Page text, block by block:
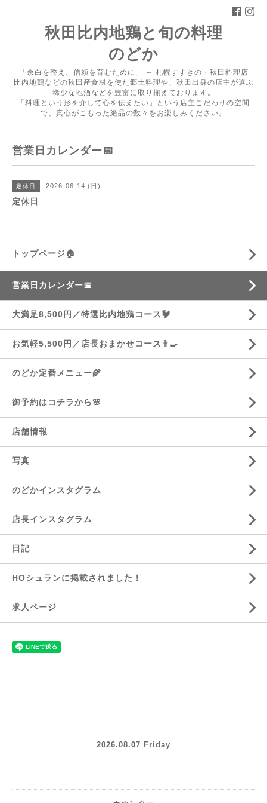
秋田比内地鶏と旬の料理
のどか
「余白を整え、信頼を育むために」 ～ 札幌すすきの・秋田料理店
比内地鶏などの秋田産食材を使た郷土料理や、秋田出身の店主が選ぶ
稀少な地酒などを豊富に取り揃えております。
「料理という形を介して心を伝えたい」という店主こだわりの空間
で、真心がこもった絶品の数々をお楽しみください。
営業日カレンダー📅
定休日 2026-06-14 (日)
定休日
トップページ🏠
営業日カレンダー📅
大満足8,500円／特選比内地鶏コース🐓
お気軽5,500円／店長おまかせコース👨‍🍳
のどか定番メニュー🌾
御予約はコチラから🌸
店舗情報
写真
のどかインスタグラム
店長インスタグラム
日記
HOシュランに掲載されました！
求人ページ
2026.08.07 Friday